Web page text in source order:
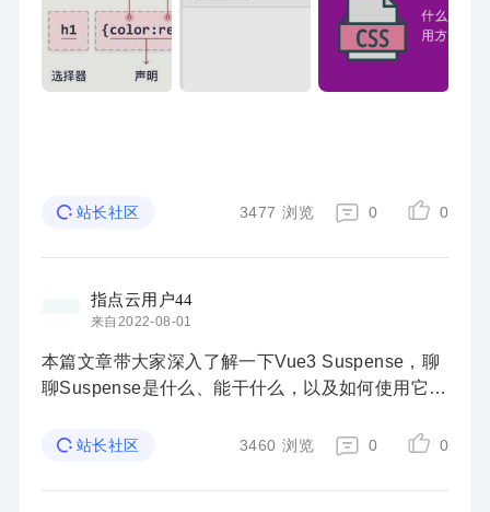
站长社区 3477 浏览 0 0
指点云用户44
来自2022-08-01
本篇文章带大家深入了解一下Vue3 Suspense，聊
聊Suspense是什么、能干什么，以及如何使用它，
样。是的，它帮助我们处理异步组件，但它的作用
站长社区 3460 浏览 0 0